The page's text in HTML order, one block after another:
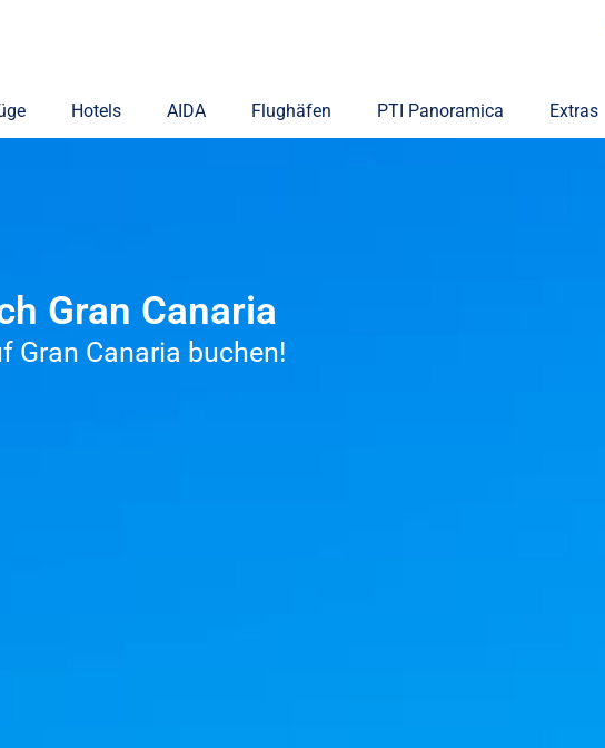
Hotels AIDA Flughäfen PTI Panoramica Extras
Gran Canaria
Gran Canaria buchen!